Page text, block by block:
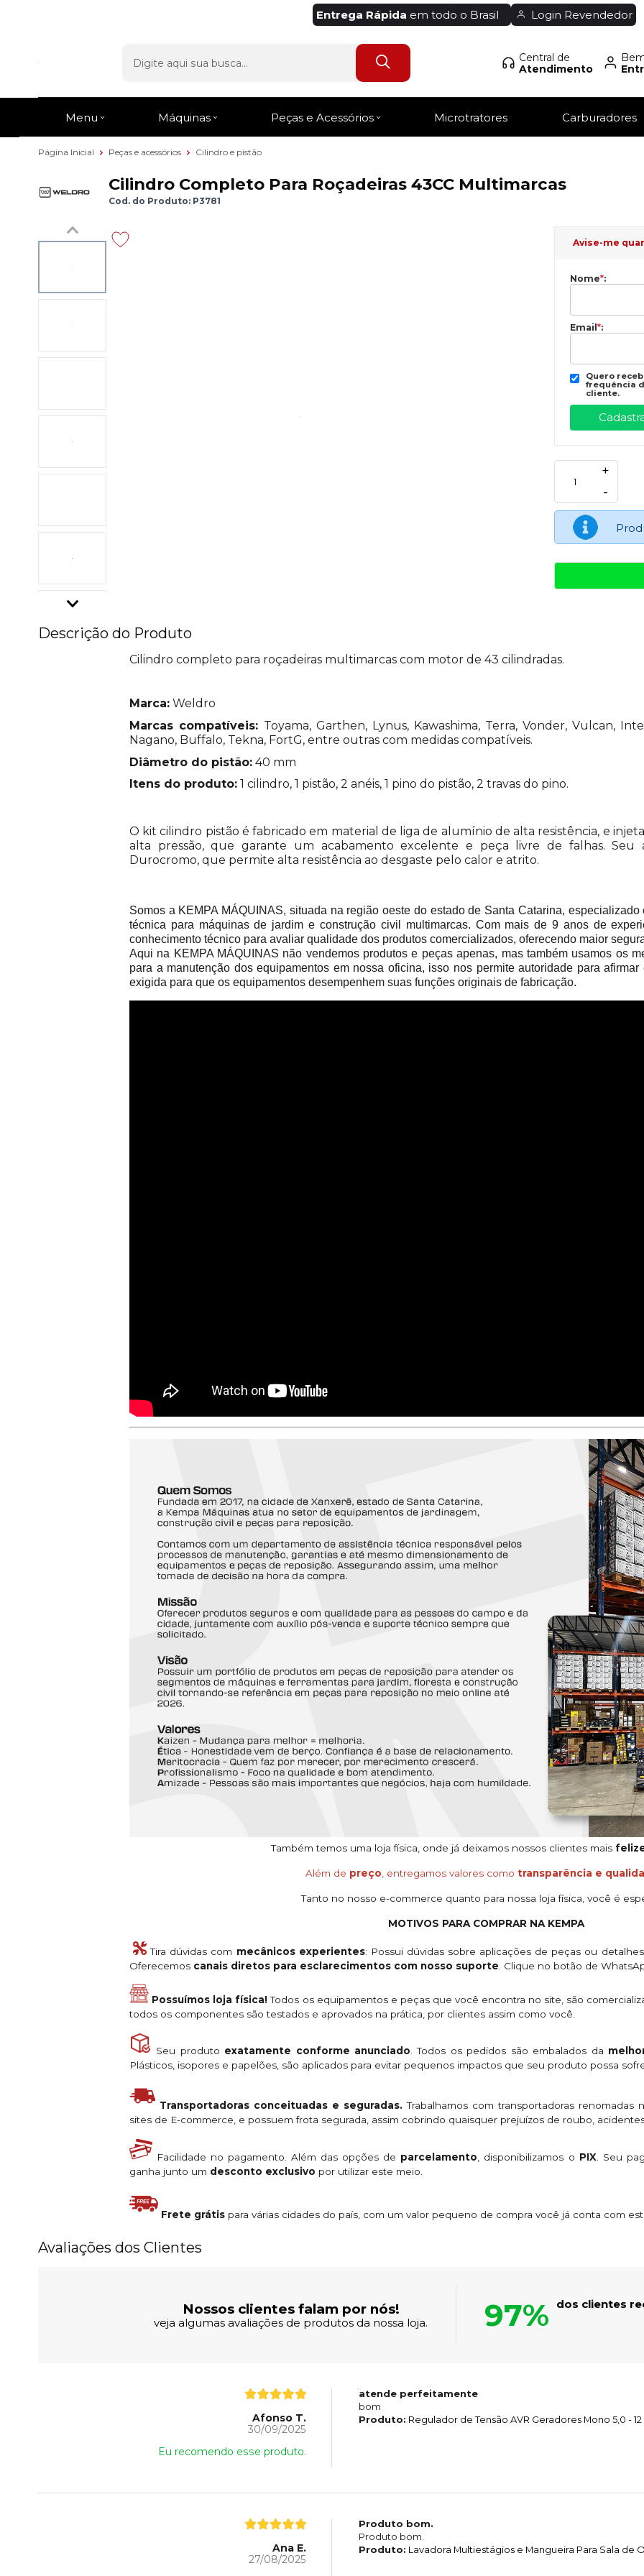
Entrega Rápida em todo o Brasil Login Revendedor
Central de
Atendimento
Menu Máquinas Peças e Acessórios Microtratores Carburadores
Página Inicial Peças e acessórios Cilindro e pistão
Cilindro Completo Para Roçadeiras 43CC Multimarcas
Cod. do Produto: P3781
Avise-me
Nome*:
Email *:
Quero
frequência
cliente.
-
+
Descrição do Produto
Cilindro completo para roçadeiras multimarcas com motor de 43 cilindradas.
Marca: Weldro
Marcas compatíveis: Toyama, Garthen, Lynus, Kawashima, Terra, Vonder, Vulcan,
Nagano, Buffalo, Tekna, FortG, entre outras com medidas compatíveis.
Diâmetro do pistão: 40 mm
Itens do produto: 1 cilindro, 1 pistão, 2 anéis, 1 pino do pistão, 2 travas do pino.
O kit cilindro pistão é fabricado em material de liga de alumínio de alta resistência, e
alta pressão, que garante um acabamento excelente e peça livre de falhas.
Durocromo, que permite alta resistência ao desgaste pelo calor e atrito.
Somos a KEMPA MÁQUINAS, situada na região oeste do estado de Santa Catarina,
técnica para máquinas de jardim e construção civil multimarcas. Com mais de 9 anos de
conhecimento técnico para avaliar qualidade dos produtos comercializados, oferecendo maior
Aqui na KEMPA MÁQUINAS não vendemos produtos e peças apenas, mas também usamos os
para a manutenção dos equipamentos em nossa oficina, isso nos permite autoridade para
exigida para que os equipamentos desempenhem suas funções originais de fabricação.
Também temos uma loja física, onde já deixamos nossos clientes mais
Além de preço , entregamos valores como transparência e
Tanto no nosso e-commerce quanto para nossa loja física, você é
MOTIVOS PARA COMPRAR NA KEMPA
Tira dúvidas com mecânicos experientes: Possui dúvidas sobre aplicações de peças ou
Oferecemos canais diretos para esclarecimentos com nosso suporte . Clique no botão de
Possuímos loja física!Todos os equipamentos e peças que você encontra no site, são
todos os componentes são testados e aprovados na prática, por clientes assim como você.
Seu produto exatamente conforme anunciado . Todos os pedidos são embalados da
Plásticos, isopores e papelões, são aplicados para evitar pequenos impactos que seu produto possa
Transportadoras conceituadas e seguradas. Trabalhamos com transportadoras
sites de E-commerce, e possuem frota segurada, assim cobrindo quaisquer prejuízos de roubo,
Facilidade no pagamento. Além das opções de parcelamento , disponibilizamos o PIX . Seu
ganha junto um desconto exclusivo por utilizar este meio.
Frete grátis para várias cidades do país, com um valor pequeno de compra você já conta com
Avaliações dos Clientes
Nossos clientes falam por nós!
veja algumas avaliações de produtos da nossa loja. 97% dos clientes
Afonso T.
30/09/2025
Eu recomendo esse produto.
atende perfeitamente
bom
Produto: Regulador de Tensão AVR Geradores Mono 5,0 -
Ana E.
27/08/2025
Produto bom.
Produto bom.
Produto: Lavadora Multiestágios e Mangueira Para Sala de